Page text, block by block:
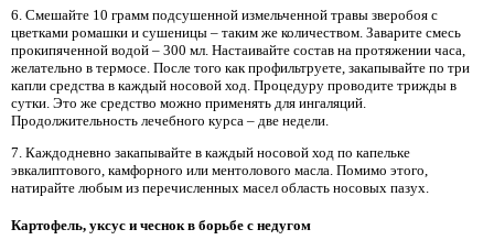
6. Смешайте 10 грамм подсушенной измельченной травы зверобоя с
цветками ромашки и сушеницы – таким же количеством. Заварите смесь
прокипяченной водой – 300 мл. Настаивайте состав на протяжении часа,
желательно в термосе. После того как профильтруете, закапывайте по три
капли средства в каждый носовой ход. Процедуру проводите трижды в
сутки. Это же средство можно применять для ингаляций.
Продолжительность лечебного курса – две недели.
7. Каждодневно закапывайте в каждый носовой ход по капельке
эвкалиптового, камфорного или ментолового масла. Помимо этого,
натирайте любым из перечисленных масел область носовых пазух.
Картофель, уксус и чеснок в борьбе с недугом